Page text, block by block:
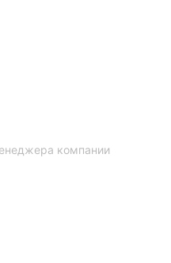
компании